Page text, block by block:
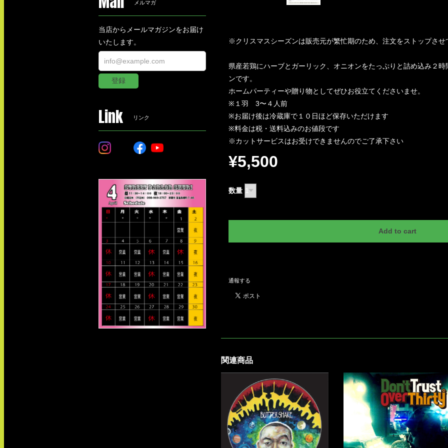
※クリスマスシーズンは販売元が繁忙期のため、注文をストップさせ
県産若鶏にハーブとガーリック、オニオンをたっぷりと詰め込み２
ンです。
ホームパーティーや贈り物としてぜひお役立てくださいませ。
※１羽 3〜４人前
※お届け後は冷蔵庫で１０日ほど保存いただけます
※料金は税・送料込みのお値段です
※カットサービスはお受けできませんのでご了承下さい
¥5,500
数量
Add to cart
通報する
関連商品
メルマガ
当店からメールマガジンをお届け
いたします。
登録
Link リンク